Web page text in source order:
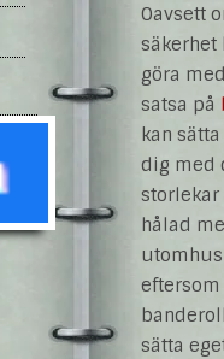
Oavsett
säkerhet
göra
satsa på
kan
dig med
storlekar
hålad
sätta